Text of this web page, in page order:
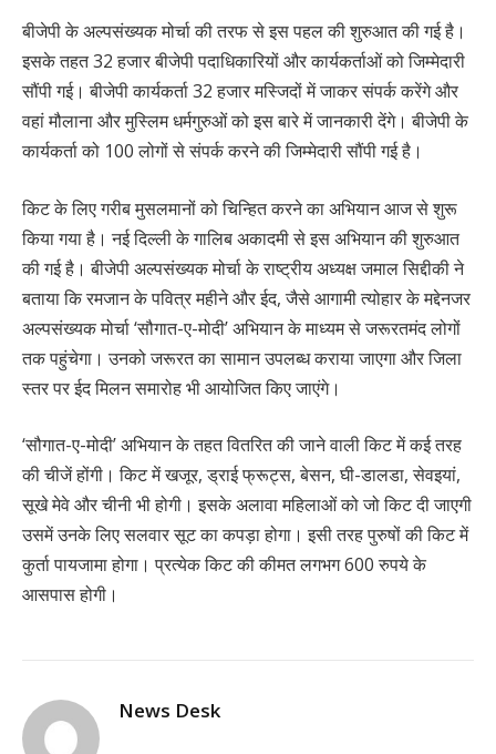
बीजेपी के अल्पसंख्यक मोर्चा की तरफ से इस पहल की शुरुआत की गई है।
इसके तहत 32 हजार बीजेपी पदाधिकारियों और कार्यकर्ताओं को जिम्मेदारी
सौंपी गई। बीजेपी कार्यकर्ता 32 हजार मस्जिदों में जाकर संपर्क करेंगे और
वहां मौलाना और मुस्लिम धर्मगुरुओं को इस बारे में जानकारी देंगे। बीजेपी के
कार्यकर्ता को 100 लोगों से संपर्क करने की जिम्मेदारी सौंपी गई है।
किट के लिए गरीब मुसलमानों को चिन्हित करने का अभियान आज से शुरू
किया गया है। नई दिल्ली के गालिब अकादमी से इस अभियान की शुरुआत
की गई है। बीजेपी अल्पसंख्यक मोर्चा के राष्ट्रीय अध्यक्ष जमाल सिद्दीकी ने
बताया कि रमजान के पवित्र महीने और ईद, जैसे आगामी त्योहार के मद्देनजर
अल्पसंख्यक मोर्चा ‘सौगात-ए-मोदी’ अभियान के माध्यम से जरूरतमंद लोगों
तक पहुंचेगा। उनको जरूरत का सामान उपलब्ध कराया जाएगा और जिला
स्तर पर ईद मिलन समारोह भी आयोजित किए जाएंगे।
‘सौगात-ए-मोदी’ अभियान के तहत वितरित की जाने वाली किट में कई तरह
की चीजें होंगी। किट में खजूर, ड्राई फ्रूट्स, बेसन, घी-डालडा, सेवइयां,
सूखे मेवे और चीनी भी होगी। इसके अलावा महिलाओं को जो किट दी जाएगी
उसमें उनके लिए सलवार सूट का कपड़ा होगा। इसी तरह पुरुषों की किट में
कुर्ता पायजामा होगा। प्रत्येक किट की कीमत लगभग 600 रुपये के
आसपास होगी।
News Desk